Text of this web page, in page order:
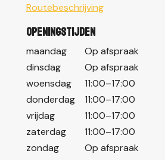
Routebeschrijving
Openingstijden
maandag
Op afspraak
dinsdag
Op afspraak
woensdag
11:00–17:00
donderdag
11:00–17:00
vrijdag
11:00–17:00
zaterdag
11:00–17:00
zondag
Op afspraak